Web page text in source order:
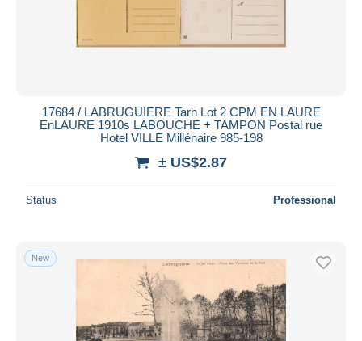
17684 / LABRUGUIERE Tarn Lot 2 CPM EN LAURE
EnLAURE 1910s LABOUCHE + TAMPON Postal rue
Hotel VILLE Millénaire 985-198
± US$2.87
Status Professional
New